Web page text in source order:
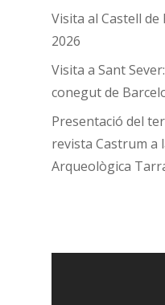
Visita al Castell de
2026
Visita a Sant
conegut de
Presentació del
revista Castrum a
Arqueològica